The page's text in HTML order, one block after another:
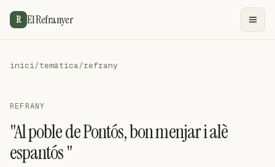
R El Refranyer
inici/temàtica/refrany
REFRANY
"Al poble de Pontós, bon menjar i alè
espantós "